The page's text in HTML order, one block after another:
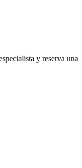
y reserva una